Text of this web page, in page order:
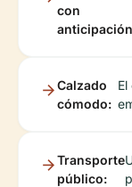
con
Calzado
cómodo:
Transporte
público: